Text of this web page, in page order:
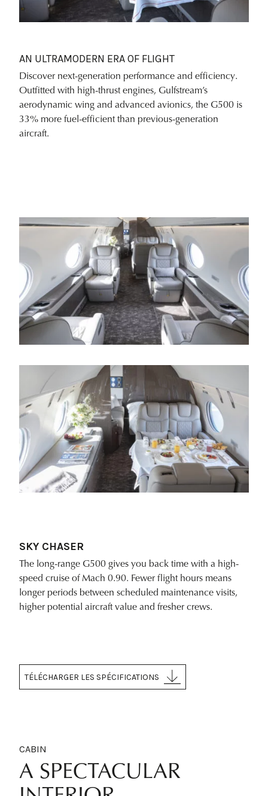
AN ULTRAMODERN ERA OF FLIGHT
Discover next-generation performance and efficiency.
Outfitted with high-thrust engines, Gulfstream’s
aerodynamic wing and advanced avionics, the G500 is
33% more fuel-efficient than previous-generation
aircraft.
SKY CHASER
The long-range G500 gives you back time with a high-
speed cruise of Mach 0.90. Fewer flight hours means
longer periods between scheduled maintenance visits,
higher potential aircraft value and fresher crews.
TÉLÉCHARGER LES SPÉCIFICATIONS
CABIN
A SPECTACULAR